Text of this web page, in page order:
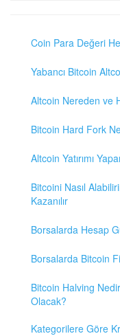
Coin Para Değeri
Yabancı Bitcoin
Altcoin Nereden ve
Bitcoin Hard Fork
Altcoin Yatırımı
Bitcoini Nasıl
Kazanılır
Borsalarda Hesap
Borsalarda Bitcoin
Bitcoin Halving
Olacak?
Kategorilere Göre